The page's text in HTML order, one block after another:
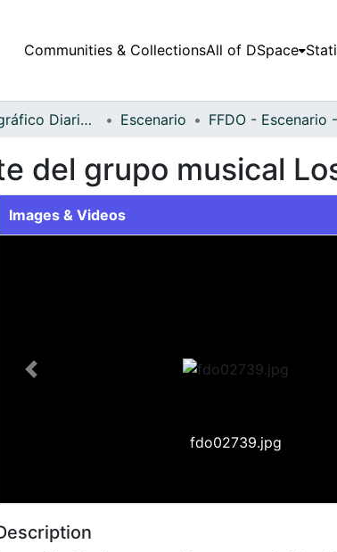
Communities & CollectionsAll of DSpace
Fondo Fotográfico Diario Occidente Escenario
del grupo musical
Images & Videos
fdo02739.jpg
Previous